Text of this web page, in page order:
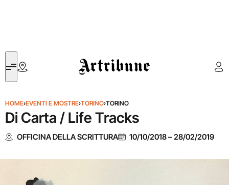
Artribune
HOME›EVENTI E MOSTRE›TORINO›TORINO
Di Carta / Life Tracks
OFFICINA DELLA SCRITTURA 10/10/2018–28/02/2019